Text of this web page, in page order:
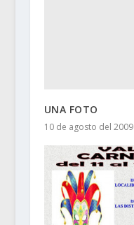
UNA FOTO
10 de agosto del 2009